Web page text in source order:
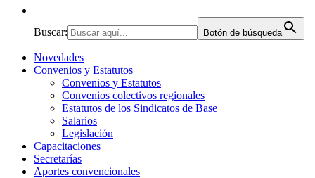
Buscar: Botón de búsqueda
Novedades
Convenios y Estatutos
Convenios y Estatutos
Convenios colectivos regionales
Estatutos de los Sindicatos de Base
Salarios
Legislación
Capacitaciones
Secretarías
Aportes convencionales